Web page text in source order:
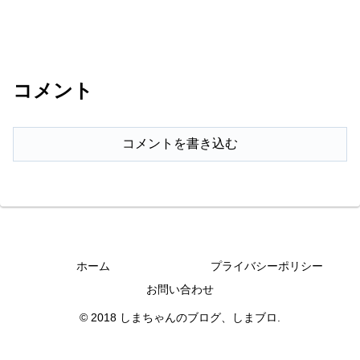
コメント
コメントを書き込む
ホーム
プライバシーポリシー
お問い合わせ
© 2018 しまちゃんのブログ、しまブロ.